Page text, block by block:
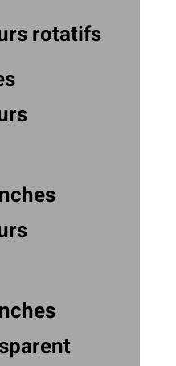
rotatifs